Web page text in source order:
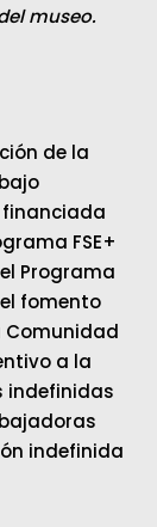
museo.
de la
financiada
FSE+
Programa
fomento
Comunidad
a la
indefinidas
indefinida